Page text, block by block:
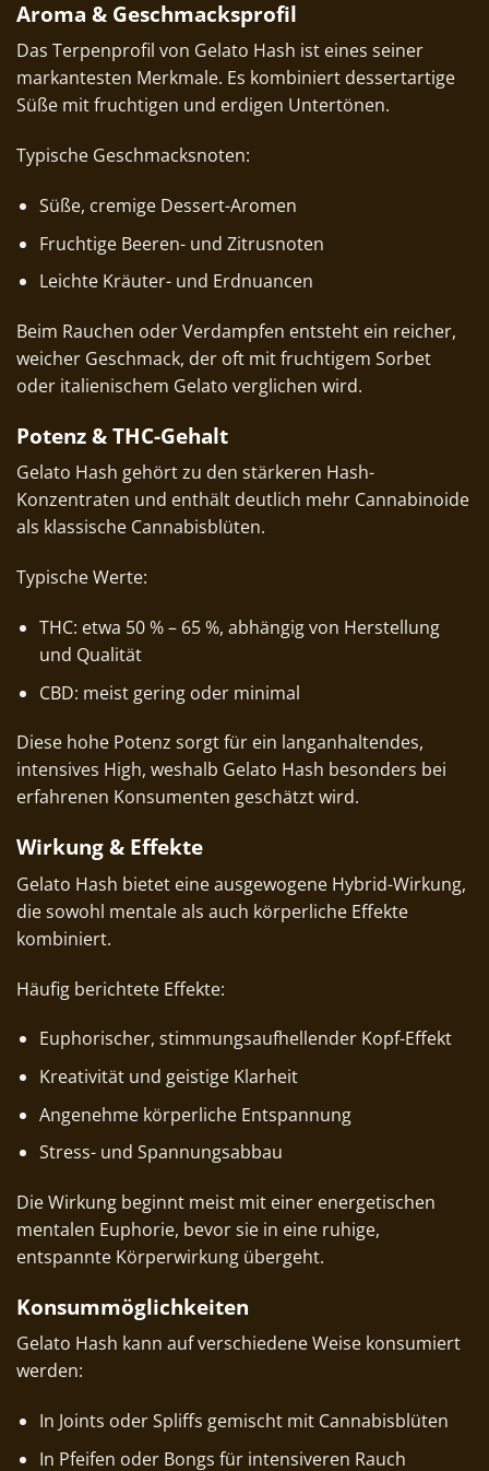
Aroma & Geschmacksprofil
Das Terpenprofil von Gelato Hash ist eines seiner
markantesten Merkmale. Es kombiniert dessertartige
Süße mit fruchtigen und erdigen Untertönen.
Typische Geschmacksnoten:
Süße, cremige Dessert-Aromen
Fruchtige Beeren- und Zitrusnoten
Leichte Kräuter- und Erdnuancen
Beim Rauchen oder Verdampfen entsteht ein reicher,
weicher Geschmack, der oft mit fruchtigem Sorbet
oder italienischem Gelato verglichen wird.
Potenz & THC-Gehalt
Gelato Hash gehört zu den stärkeren Hash-
Konzentraten und enthält deutlich mehr Cannabinoide
als klassische Cannabisblüten.
Typische Werte:
THC: etwa 50 % – 65 %, abhängig von Herstellung
und Qualität
CBD: meist gering oder minimal
Diese hohe Potenz sorgt für ein langanhaltendes,
intensives High, weshalb Gelato Hash besonders bei
erfahrenen Konsumenten geschätzt wird.
Wirkung & Effekte
Gelato Hash bietet eine ausgewogene Hybrid-Wirkung,
die sowohl mentale als auch körperliche Effekte
kombiniert.
Häufig berichtete Effekte:
Euphorischer, stimmungsaufhellender Kopf-Effekt
Kreativität und geistige Klarheit
Angenehme körperliche Entspannung
Stress- und Spannungsabbau
Die Wirkung beginnt meist mit einer energetischen
mentalen Euphorie, bevor sie in eine ruhige,
entspannte Körperwirkung übergeht.
Konsummöglichkeiten
Gelato Hash kann auf verschiedene Weise konsumiert
werden:
In Joints oder Spliffs gemischt mit Cannabisblüten
In Pfeifen oder Bongs für intensiveren Rauch